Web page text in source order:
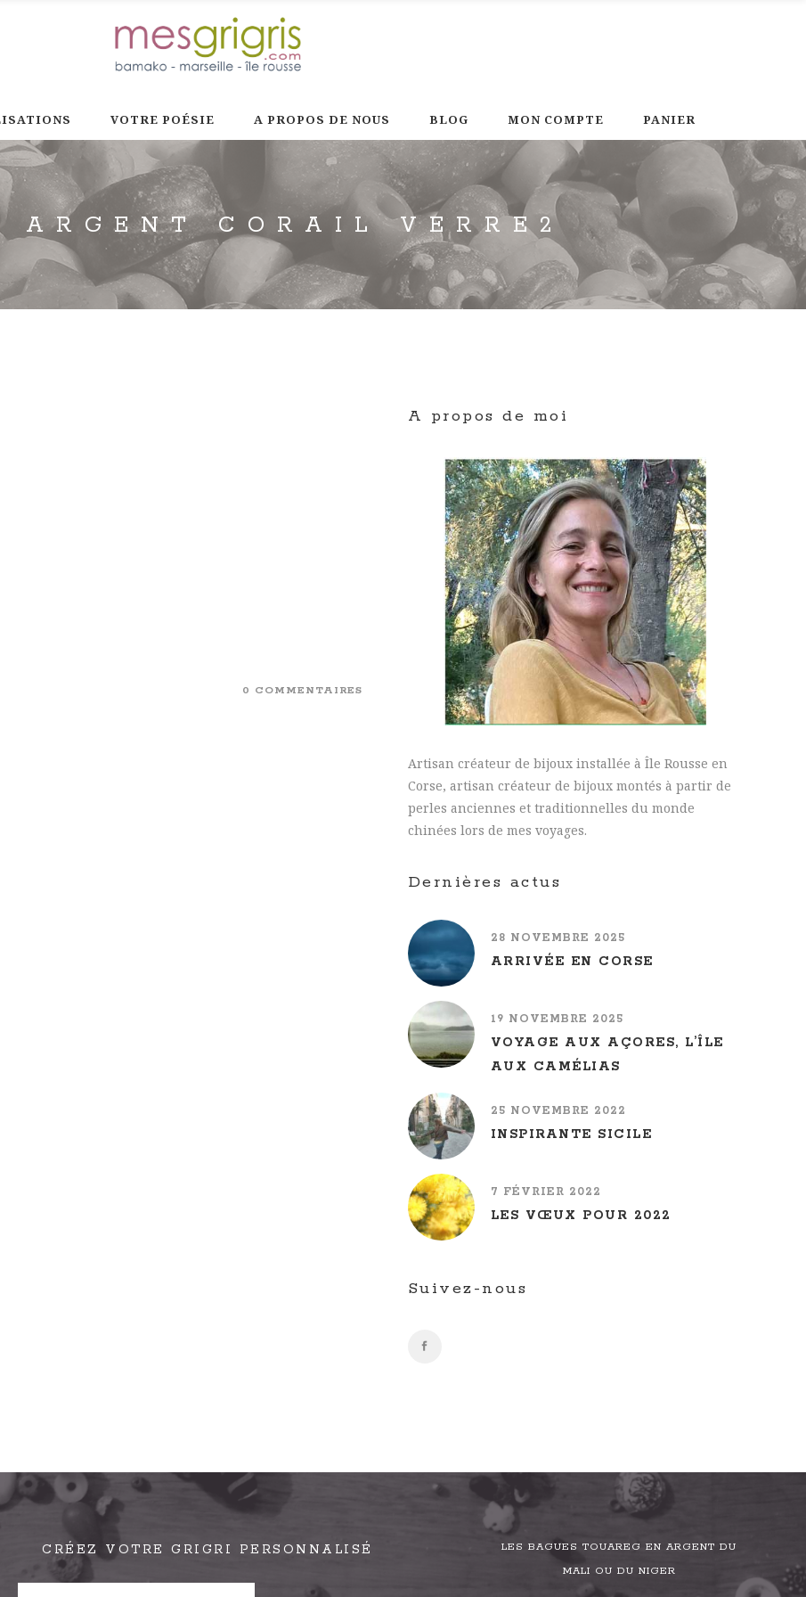
VOTRE POÉSIE A PROPOS DE NOUS BLOG MON COMPTE PANIER
ARGENT CORAIL VERRE2
0 COMMENTAIRES
A propos de moi
Artisan créateur de bijoux installée à Île Rousse en
Corse, artisan créateur de bijoux montés à partir de
perles anciennes et traditionnelles du monde
chinées lors de mes voyages.
Dernières actus
28 NOVEMBRE 2025
ARRIVÉE EN CORSE
19 NOVEMBRE 2025
VOYAGE AUX AÇORES, L’ÎLE
AUX CAMÉLIAS
25 NOVEMBRE 2022
INSPIRANTE SICILE
7 FÉVRIER 2022
LES VŒUX POUR 2022
Suivez-nous
CRÉEZ VOTRE GRIGRI PERSONNALISÉ
LES BAGUES TOUAREG EN ARGENT DU
MALI OU DU NIGER